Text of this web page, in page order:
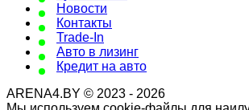
Новости
Контакты
Trade-In
Авто в лизинг
Кредит на авто
ARENA4.BY © 2023 - 2026